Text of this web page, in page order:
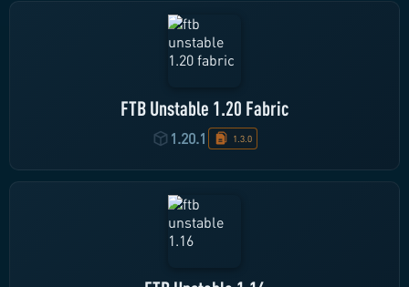
FTB Unstable 1.20 Fabric
1.20.1 1.3.0